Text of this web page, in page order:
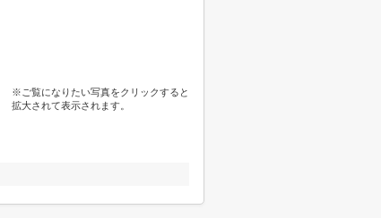
※ご覧になりたい写真をクリックすると
拡大されて表示されます。